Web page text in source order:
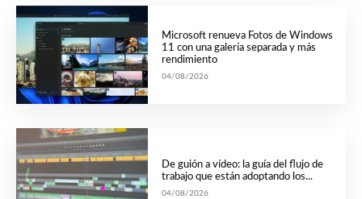
Microsoft renueva Fotos de Windows
11 con una galería separada y más
rendimiento
04/08/2026
De guión a vídeo: la guía del flujo de
trabajo que están adoptando los...
04/08/2026